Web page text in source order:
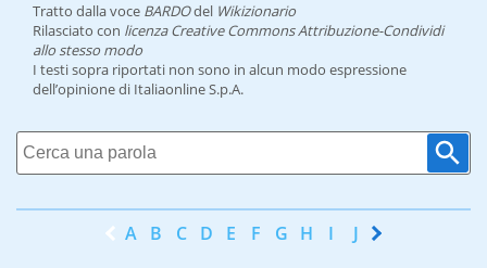
Tratto dalla voce BARDOdel Wikizionario
Rilasciato con licenza Creative Commons Attribuzione-Condividi
allo stesso modo
I testi sopra riportati non sono in alcun modo espressione
dell’opinione di Italiaonline S.p.A.
A B C D E F G H I J K